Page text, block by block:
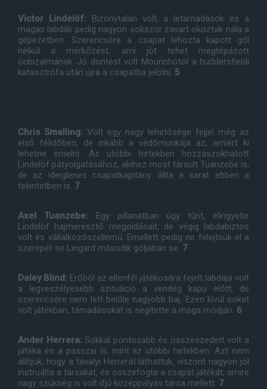
Victor Lindelöf: Bizonytalan volt, a letámadások és a
magas labdák pedig nagyon sokszor zavart okoztak nála a
gépezetben. Szerencsére a csapat lehozta kapott gól
nélkül a mérkőzést, ami jót tehet megtépázott
önbizalmának. Jó döntést volt Mourinhotól a huddersfieldi
katasztrófa után újra a csapatba jelölni. 5
Chris Smalling: Volt egy nagy lehetősége fejjel még az
első félidőben, de inkább a védőmunkája az, amiért ki
lehetne emelni. Az utóbbi hetekben hozzászokhatott
Lindelöf pátyolgatásához, akihez most társult Tuanzebe is,
de az ideiglenes csapatkapitány állta a sarat ebben a
tekintetben is. 7
Axel Tuanzebe: Egy pillanatban úgy tűnt, elirigyelte
Lindelöf hajmeresztő megoldásait, de végig labdabiztos
volt és vállalkozószellemű. Emellett pedig ne felejtsük el a
szerepét se Lingard második góljában se. 7
Daley Blind: Erőből az ellenfél játékosára fejelt labdája volt
a legveszélyesebb szituáció a vendég kapu előtt, de
szerencsére nem lett belőle nagyobb baj. Ezen kívül sokat
volt játékban, támadásokat is segítette a maga módján. 6
Ander Herrera:Sokkal pontosabb és összeszedett volt a
játéka és a passzai is, mint az utóbbi hetekben. Azt nem
állítjuk, hogy a tavalyi Herrerát láthattuk, viszont nagyon jól
instruálta a társakat, és összefogta a csapat játékát, amire
nagy szükség is volt ifjú középpályás társa mellett. 7